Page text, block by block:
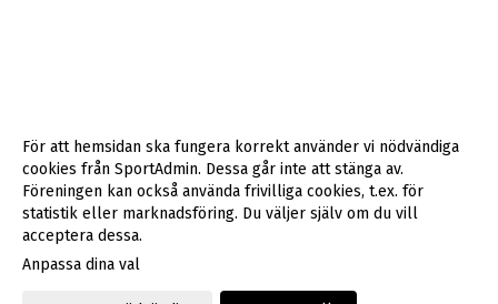
Gå till Webbversion
För att hemsidan ska fungera korrekt använder vi nödvändiga
cookies från SportAdmin. Dessa går inte att stänga av.
Föreningen kan också använda frivilliga cookies, t.ex. för
statistik eller marknadsföring. Du väljer själv om du vill
acceptera dessa.
Anpassa dina val